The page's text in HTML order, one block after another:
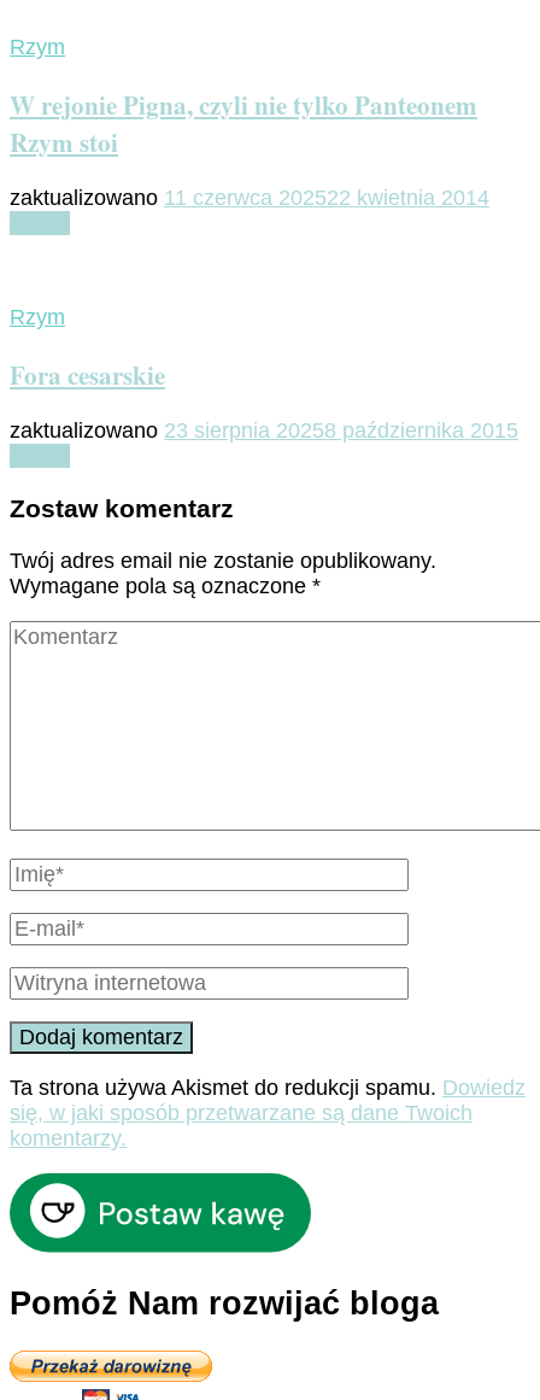
Rzym
W rejonie Pigna, czyli nie tylko Panteonem
Rzym stoi
zaktualizowano 11 czerwca 202522 kwietnia 2014
Rzym
Fora cesarskie
zaktualizowano 23 sierpnia 20258 października 2015
Zostaw komentarz
Twój adres email nie zostanie opublikowany.
Wymagane pola są oznaczone *
Ta strona używa Akismet do redukcji spamu. Dowiedz
się, w jaki sposób przetwarzane są dane Twoich
komentarzy.
Pomóż Nam rozwijać bloga